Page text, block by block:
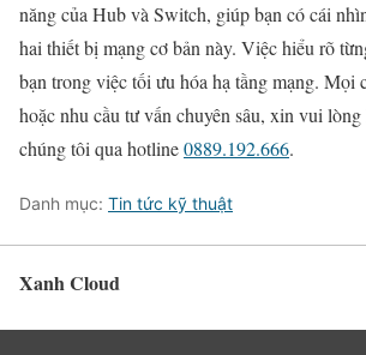
năng của Hub và Switch, giúp bạn có cái
hai thiết bị mạng cơ bản này. Việc hiểu rõ
bạn trong việc tối ưu hóa hạ tầng mạng. Mọi
hoặc nhu cầu tư vấn chuyên sâu, xin vui
chúng tôi qua hotline0889.192.666.
Danh mục: Tin tức kỹ thuật
Xanh Cloud